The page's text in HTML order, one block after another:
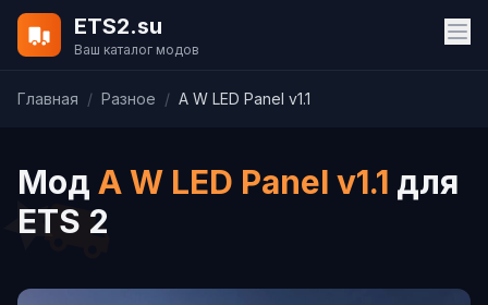
ETS2.su
Ваш каталог модов
Главная / Разное / A W LED Panel v1.1
Мод A W LED Panel v1.1 для
ETS 2